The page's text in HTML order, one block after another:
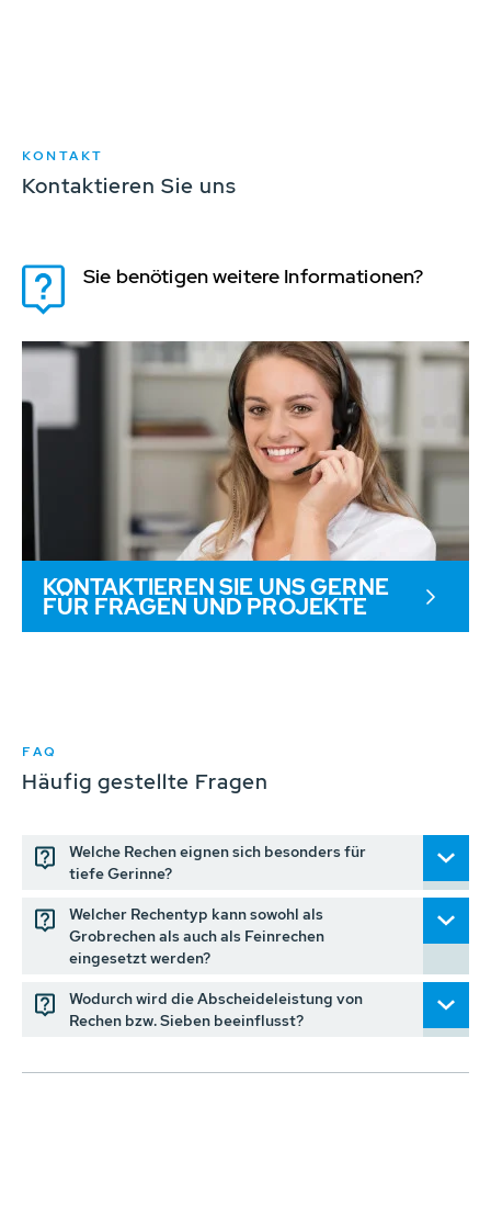
KONTAKT
Kontaktieren Sie uns
Sie benötigen weitere Informationen?
KONTAKTIEREN SIE UNS GERNE
FÜR FRAGEN UND PROJEKTE
FAQ
Häufig gestellte Fragen
Welche Rechen eignen sich besonders für
tiefe Gerinne?
Welcher Rechentyp kann sowohl als
Grobrechen als auch als Feinrechen
eingesetzt werden?
Wodurch wird die Abscheideleistung von
Rechen bzw. Sieben beeinflusst?